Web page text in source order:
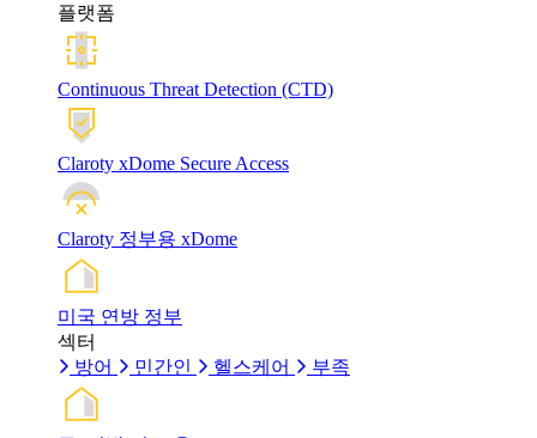
플랫폼
Continuous Threat Detection (CTD)
Claroty xDome Secure Access
Claroty 정부용 xDome
미국 연방 정부
섹터
방어
민간인 헬스케어 부족